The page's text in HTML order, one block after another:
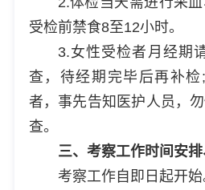
受检前禁食8至12小时。
3.女性受检者月经期
查，待经期完毕后再补
者，事先告知医护人员，
查。
三、考察工作时间安
考察工作自即日起开始